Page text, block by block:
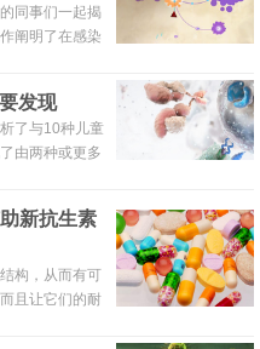
同事们一起揭
阐明了在感染
发现
了与10种儿童
由两种或更多
新抗生素
构，从而有可
且让它们的耐